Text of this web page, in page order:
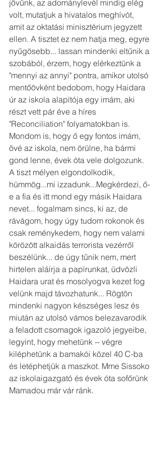
jövünk, az adománylevél mindig elég
volt, mutatjuk a hivatalos meghívót,
amit az oktatási minisztérium jegyzett
ellen. A tisztet ez nem hatja meg, egyre
nyűgösebb... lassan mindenki eltűnik a
szobából, érzem, hogy elérkeztünk a
"mennyi az annyi" pontra, amikor utolsó
mentőövként bedobom, hogy Haidara
úr az iskola alapítója egy imám, aki
részt vett pár éve a híres
"Reconciliation" folyamatokban is.
Mondom is, hogy ő egy fontos imám,
övé az iskola, nem örülne, ha bármi
gond lenne, évek óta vele dolgozunk.
A tiszt mélyen elgondolkodik,
hümmög...mi izzadunk...Megkérdezi, ő-
e a fia és itt mond egy másik Haidara
nevet... fogalmam sincs, ki az, de
rávágom, hogy úgy tudom rokonok és
csak reménykedem, hogy nem valami
körözött alkaidás terrorista vezérről
beszélünk... de úgy tűnik nem, mert
hirtelen aláírja a papírunkat, üdvözli
Haidara urat és mosolyogva kezet fog
velünk majd távozhatunk... Rögtön
mindenki nagyon készséges lesz és
miután az utolsó vámos belezavarodik
a feladott csomagok igazoló jegyeibe,
legyint, hogy mehetünk -- végre
kiléphetünk a bamakói közel 40 C-ba
és letéphetjük a maszkot. Mme Sissoko
az iskolaigazgató és évek óta sofőrünk
Mamadou már vár ránk.